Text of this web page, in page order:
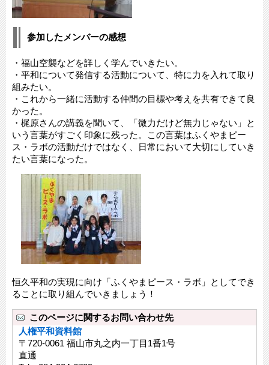
参加したメンバーの感想
・福山空襲などを詳しく学んでいきたい。
・平和について発信する活動について、特に力を入れて取り
組みたい。
・これから一緒に活動する仲間の目標や考えを共有できて良
かった。
・梶原さんの講義を聞いて、「微力だけど無力じゃない」と
いう言葉がすごく印象に残った。この言葉はふくやまピー
ス・ラボの活動だけではなく、日常において大切にしていき
たい言葉になった。
恒久平和の実現に向け「ふくやまピース・ラボ」としてでき
ることに取り組んでいきましょう！
このページに関するお問い合わせ先
人権平和資料館
〒720-0061 福山市丸之内一丁目1番1号
直通